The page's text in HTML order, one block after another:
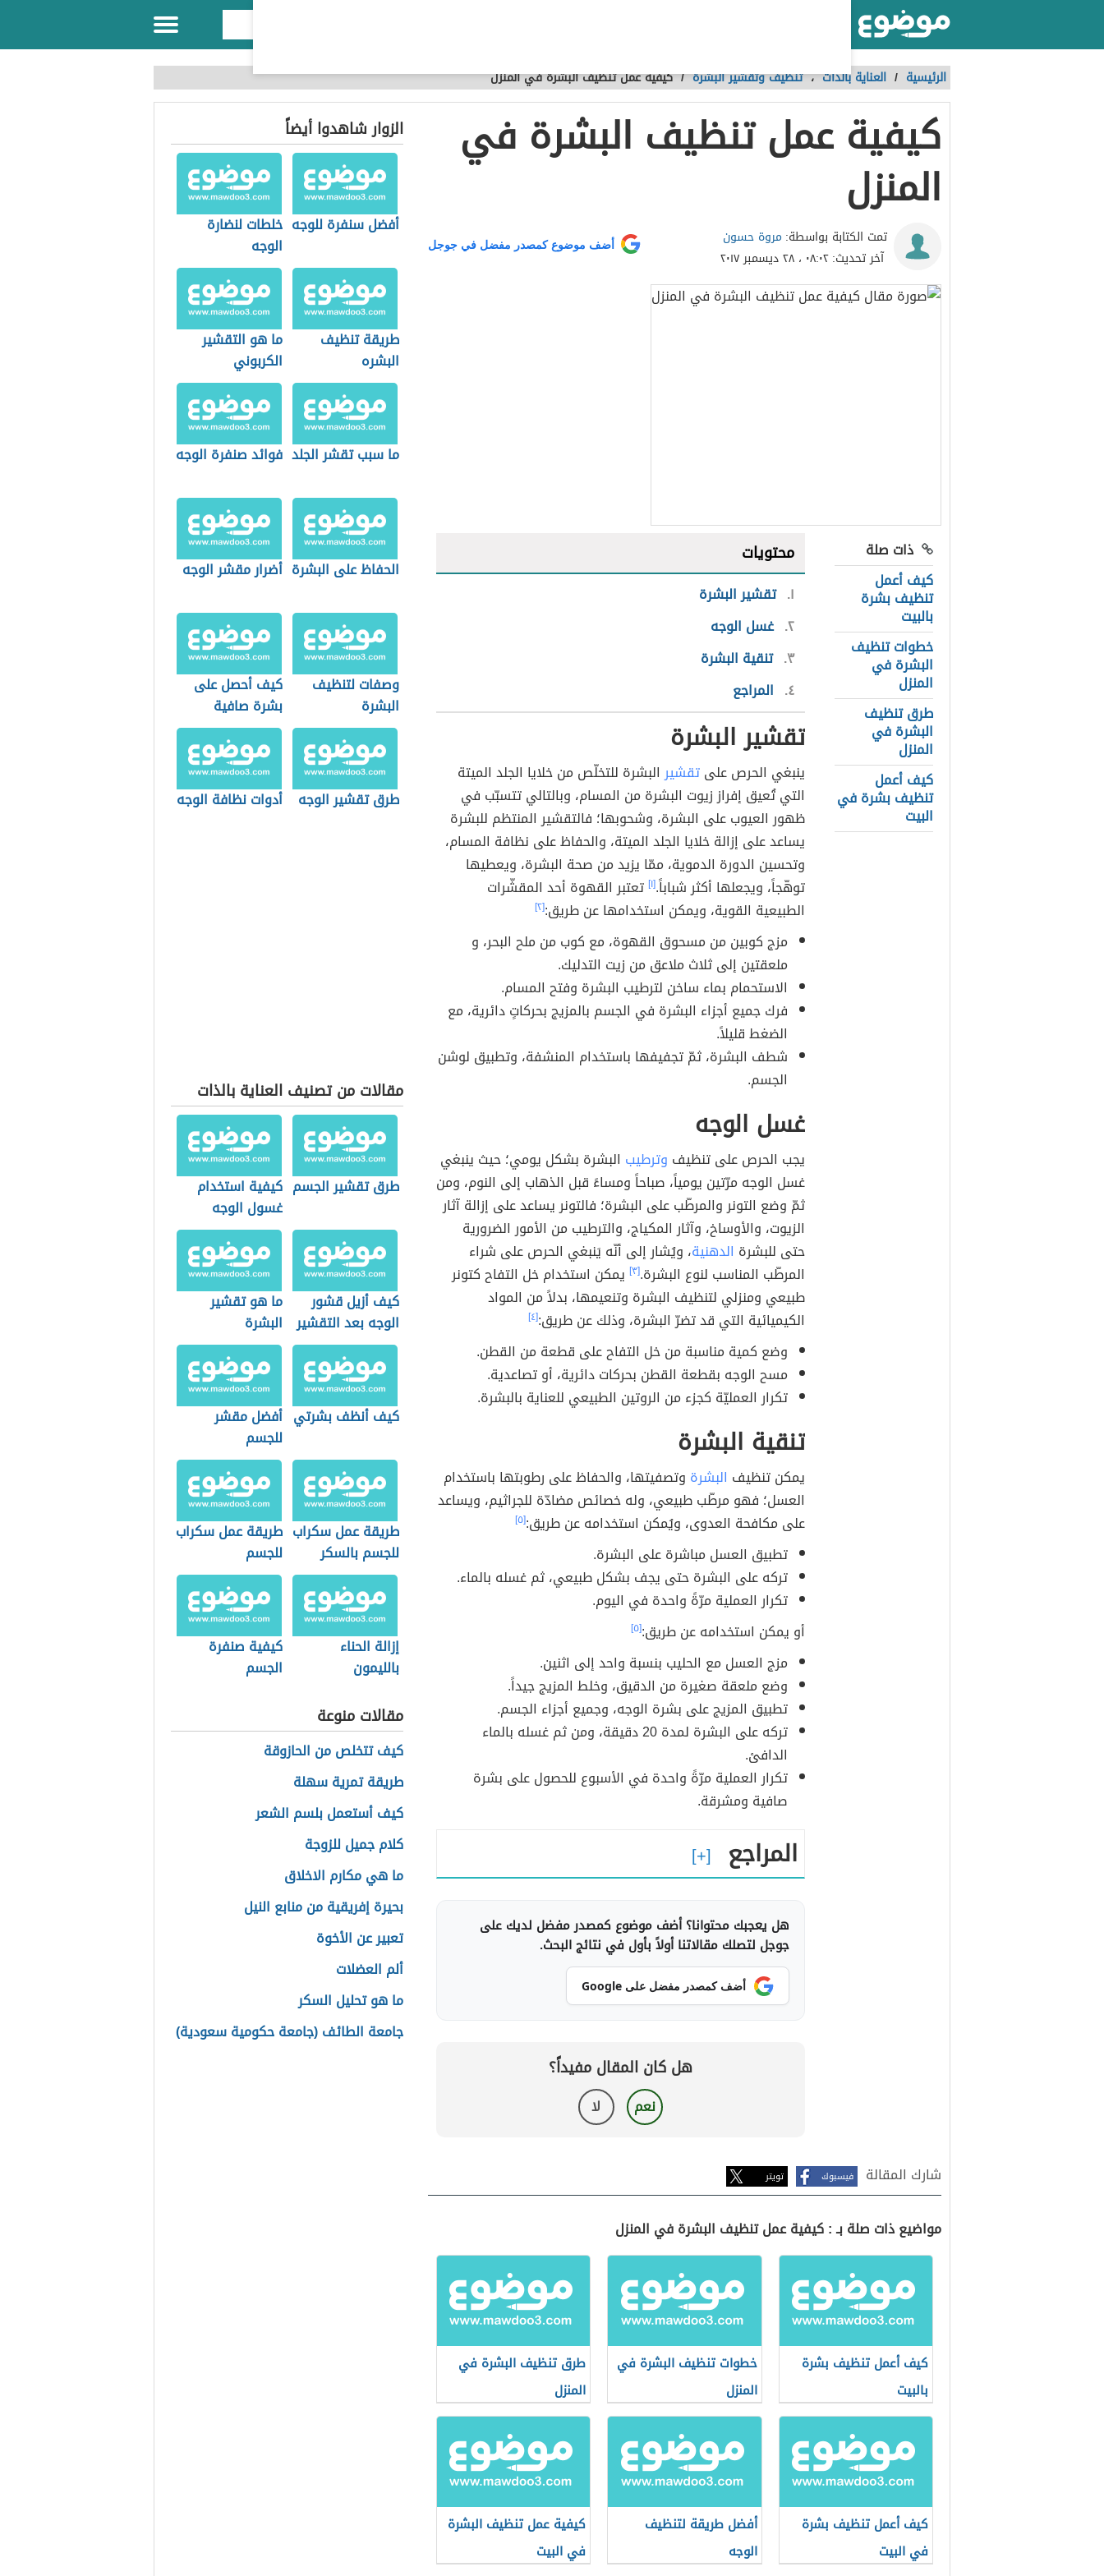
الرئيسية / العناية بالذات،تنظيف وتقشير البشرة /كيفية عمل تنظيف البشرة في المنزل
كيفية عمل تنظيف البشرة في
المنزل
تمت الكتابة بواسطة: مروة حسون
آخر تحديث:٠٨:٠٢ ، ٢٨ ديسمبر ٢٠١٧
أضف موضوع كمصدر مفضل في جوجل
ذات صلة
كيف أعمل
تنظيف بشرة
بالبيت
خطوات تنظيف
البشرة في
المنزل
طرق تنظيف
البشرة في
المنزل
كيف أعمل
تنظيف بشرة في
البيت
محتويات
١ تقشير البشرة
٢ غسل الوجه
٣ تنقية البشرة
٤ المراجع
تقشير البشرة
ينبغي الحرص علىتقشيرالبشرة للتخلّص من خلايا الجلد الميتة
التي تُعيق إفراز زيوت البشرة من المسام، وبالتالي تتسبّب في
ظهور العيوب على البشرة، وشحوبها؛ فالتقشير المنتظم للبشرة
يساعد على إزالة خلايا الجلد الميتة، والحفاظ على نظافة المسام،
وتحسين الدورة الدموية، ممّا يزيد من صحة البشرة، ويعطيها
توهّجاً، ويجعلها أكثر شباباً.[١] تعتبر القهوة أحد المقشّرات
الطبيعية القوية، ويمكن استخدامها عن طريق:[٢]
مزج كوبين من مسحوق القهوة، مع كوب من ملح البحر، و
ملعقتين إلى ثلاث ملاعق من زيت التدليك.
الاستحمام بماء ساخن لترطيب البشرة وفتح المسام.
فرك جميع أجزاء البشرة في الجسم بالمزيج بحركاتٍ دائرية، مع
الضغط قليلاً.
شطف البشرة، ثمّ تجفيفها باستخدام المنشفة، وتطبيق لوشن
الجسم.
غسل الوجه
يجب الحرص على تنظيف وترطيب البشرة بشكل يومي؛ حيث ينبغي
غسل الوجه مرّتين يومياً، صباحاً ومساءً قبل الذهاب إلى النوم، ومن
ثمّ وضع التونر والمرطّب على البشرة؛ فالتونر يساعد على إزالة آثار
الزيوت، والأوساخ، وآثار المكياج، والترطيب من الأمور الضرورية
حتى للبشرة الدهنية، ويُشار إلى أنّه يَنبغي الحرص على شراء
المرطّب المناسب لنوع البشرة.[٣]
يمكن استخدام خل التفاح كتونر
طبيعي ومنزلي لتنظيف البشرة وتنعيمها، بدلاً من المواد
الكيميائية التي قد تضرّ البشرة، وذلك عن طريق:[٤]
وضع كمية مناسبة من خل التفاح على قطعة من القطن.
مسح الوجه بقطعة القطن بحركات دائرية، أو تصاعدية.
تكرار العمليّة كجزء من الروتين الطبيعي للعناية بالبشرة.
تنقية البشرة
يمكن تنظيف البشرة وتصفيتها، والحفاظ على رطوبتها باستخدام
العسل؛ فهو مرطّب طبيعي، وله خصائص مضادّة للجراثيم، ويساعد
على مكافحة العدوى، ويُمكن استخدامه عن طريق:[٥]
تطبيق العسل مباشرة على البشرة.
تركه على البشرة حتى يجف بشكل طبيعي، ثم غسله بالماء.
تكرار العملية مرّةً واحدة في اليوم.
أو يمكن استخدامه عن طريق:[٥]
مزج العسل مع الحليب بنسبة واحد إلى اثنين.
وضع ملعقة صغيرة من الدقيق، وخلط المزيج جيداً.
تطبيق المزيج على بشرة الوجه، وجميع أجزاء الجسم.
تركه على البشرة لمدة 20 دقيقة، ومن ثم غسله بالماء
الدافئ.
تكرار العملية مرّةً واحدة في الأسبوع للحصول على بشرة
صافية ومشرقة.
المراجع
هل يعجبك محتوانا؟ أضف موضوع كمصدر مفضل لديك على
جوجل لتصلك مقالاتنا أولاً بأول في نتائج البحث.
أضف كمصدر مفضل على Google
هل كان المقال مفيداً؟
نعم لا
شارك المقالة فيسبوك تويتر
مواضيع ذات صلة بـ : كيفية عمل تنظيف البشرة في المنزل
كيف أعمل تنظيف بشرة
بالبيت
خطوات تنظيف البشرة في
المنزل
طرق تنظيف البشرة في
المنزل
كيف أعمل تنظيف بشرة
في البيت
أفضل طريقة لتنظيف
الوجه
كيفية عمل تنظيف البشرة
في البيت
الزوار شاهدوا أيضاً
أفضل سنفرة للوجه خلطات لنضارة
الوجه
طريقة تنظيف
البشره
ما هو التقشير
الكربوني
ما سبب تقشر الجلد فوائد صنفرة الوجه
الحفاظ على البشرة أضرار مقشر الوجه
وصفات لتنظيف
البشرة
كيف أحصل على
بشرة صافية
طرق تقشير الوجه أدوات نظافة الوجه
مقالات من تصنيف العناية بالذات
طرق تقشير الجسم كيفية استخدام
غسول الوجه
كيف أزيل قشور
الوجه بعد التقشير
ما هو تقشير
البشرة
كيف أنظف بشرتي أفضل مقشر
للجسم
طريقة عمل سكراب
للجسم بالسكر
طريقة عمل سكراب
للجسم
إزالة الحناء
بالليمون
كيفية صنفرة
الجسم
مقالات منوعة
كيف تتخلص من الحازوقة
طريقة تمرية سهلة
كيف أستعمل بلسم الشعر
كلام جميل للزوجة
ما هي مكارم الاخلاق
بحيرة إفريقية من منابع النيل
تعبير عن الأخوة
ألم العضلات
ما هو تحليل السكر
جامعة الطائف (جامعة حكومية سعودية)